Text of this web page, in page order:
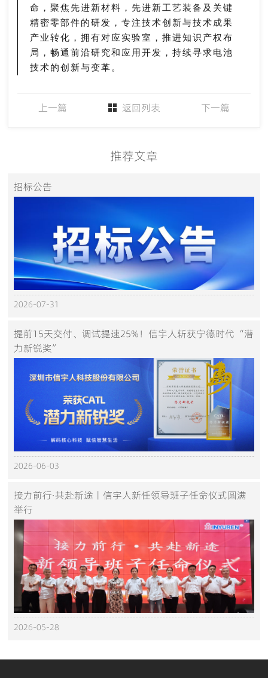
命，聚焦先进新材料，先进新工艺装备及关键
精密零部件的研发，专注技术创新与技术成果
产业转化，拥有对应实验室，推进知识产权布
局，畅通前沿研究和应用开发，持续寻求电池
技术的创新与变革。
上一篇 返回列表 下一篇
推荐文章
招标公告
2026-07-31
提前15天交付、调试提速25%！信宇人斩获宁德时代“潜
力新锐奖”
2026-06-03
接力前行·共赴新途丨信宇人新任领导班子任命仪式圆满
举行
2026-05-28